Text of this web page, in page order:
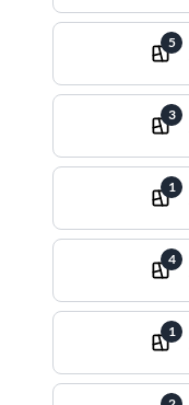
5
3
1
4
1